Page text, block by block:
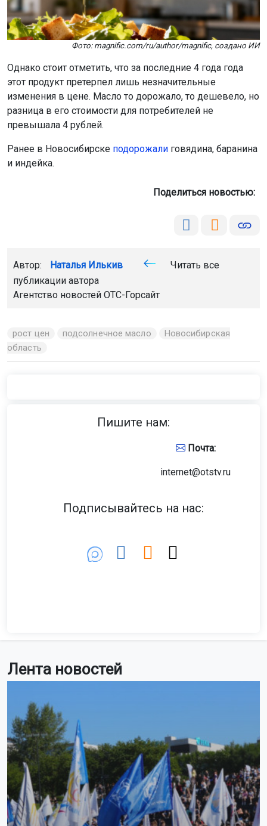
Лента новостей
Фото: magnific.com/ru/author/magnific, создано ИИ
Однако стоит отметить, что за последние 4 года года
этот продукт претерпел лишь незначительные
изменения в цене. Масло то дорожало, то дешевело, но
разница в его стоимости для потребителей не
превышала 4 рублей.
Ранее в Новосибирске подорожали говядина, баранина
и индейка.
Поделиться новостью:
Автор: Наталья Илькив
Читать все
публикации автора
Агентство новостей ОТС-Горсайт
рост цен подсолнечное масло
Новосибирская
область
Пишите нам:
Почта:
internet@otstv.ru
Подписывайтесь на нас: